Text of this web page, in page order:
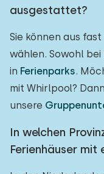
ausgestattet?
Sie können aus fast
wählen. Sowohl
in Ferienparks.
mit Whirlpool?
unsere
In welchen
Ferienhäuser mit